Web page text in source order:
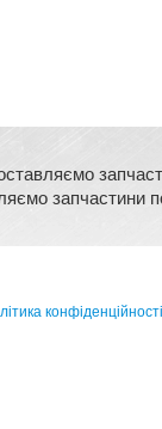
запчастини по
конфіденційності